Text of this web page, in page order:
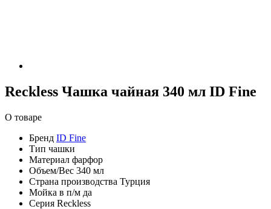
Reckless Чашка чайная 340 мл ID Fine
О товаре
Бренд ID Fine
Тип чашки
Материал фарфор
Объем/Вес 340 мл
Страна производства Турция
Мойка в п/м да
Серия Reckless